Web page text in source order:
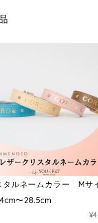
タルネームカラー Mサ
〜28.5cm